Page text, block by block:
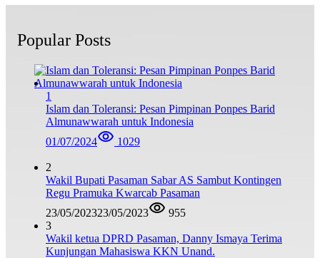
Popular Posts
1
Islam dan Toleransi: Pesan Pimpinan Ponpes Barid
Almunawwarah untuk Indonesia
01/07/2024
1029
2
Wakil Bupati Pasaman Sabar AS Sambut Kontingen
Regu Pramuka Kwarcab Pasaman
23/05/202323/05/2023
955
3
Wakil ketua DPRD Pasaman, Danny Ismaya Terima
Kunjungan Mahasiswa KKN Unand.